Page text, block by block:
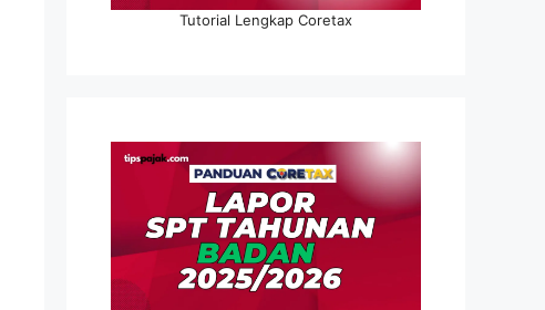
Tutorial Lengkap Coretax